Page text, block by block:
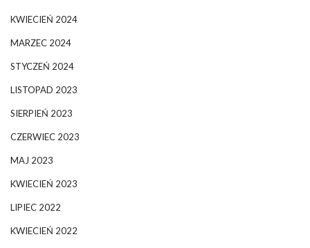
KWIECIEŃ 2024
MARZEC 2024
STYCZEŃ 2024
LISTOPAD 2023
SIERPIEŃ 2023
CZERWIEC 2023
MAJ 2023
KWIECIEŃ 2023
LIPIEC 2022
KWIECIEŃ 2022